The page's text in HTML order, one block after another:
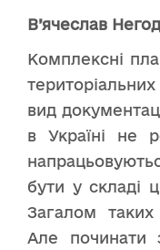
В’ячеслав
Комплексні
вид
в Україні не
бути у складі
Загалом
Але починати